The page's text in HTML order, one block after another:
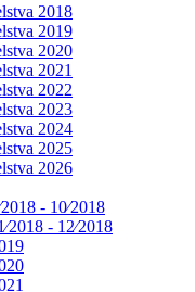
2018
2019
2020
2021
2022
2023
2024
2025
2026
- 10⁄2018
- 12⁄2018